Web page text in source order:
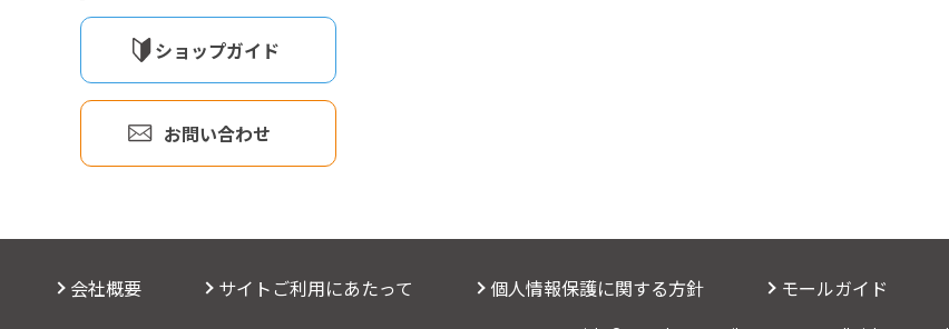
ショップガイド
お問い合わせ
会社概要 サイトご利用にあたって 個人情報保護に関する方針 モールガイド